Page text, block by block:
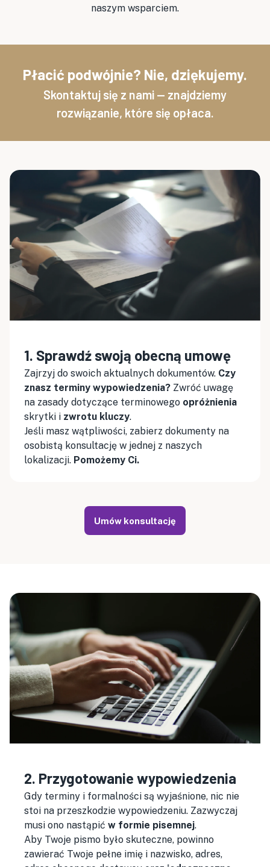
naszym wsparciem.
Płacić podwójnie? Nie, dziękujemy.
Skontaktuj się z nami — znajdziemy
rozwiązanie, które się opłaca.
1. Sprawdź swoją obecną umowę
Zajrzyj do swoich aktualnych dokumentów. Czy
znasz terminy wypowiedzenia? Zwróć uwagę
na zasady dotyczące terminowego opróżnienia
skrytki i zwrotu kluczy.
Jeśli masz wątpliwości, zabierz dokumenty na
osobistą konsultację w jednej z naszych
lokalizacji. Pomożemy Ci.
Umów konsultację
2. Przygotowanie wypowiedzenia
Gdy terminy i formalności są wyjaśnione, nic nie
stoi na przeszkodzie wypowiedzeniu. Zazwyczaj
musi ono nastąpić w formie pisemnej.
Aby Twoje pismo było skuteczne, powinno
zawierać Twoje pełne imię i nazwisko, adres,